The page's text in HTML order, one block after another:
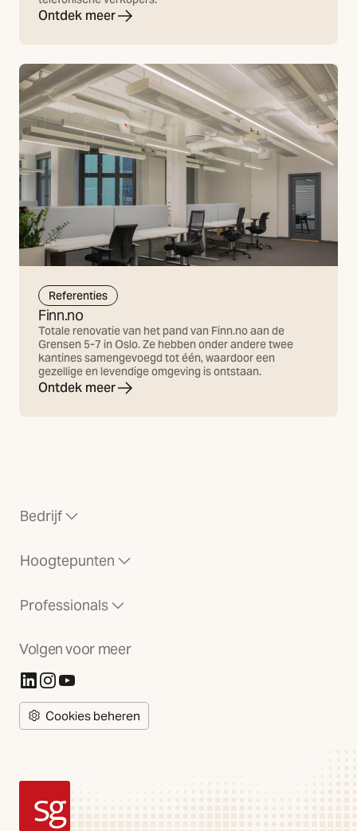
Ontdek meer
Referenties
Finn.no
Totale renovatie van het pand van Finn.no aan de
Grensen 5-7 in Oslo. Ze hebben onder andere twee
kantines samengevoegd tot één, waardoor een
gezellige en levendige omgeving is ontstaan.
Ontdek meer
Bedrijf
Hoogtepunten
Professionals
Volgen voor meer
(Opent in nieuw tabblad)
(Opent in nieuw tabblad)
(Opent in nieuw tabblad)
Cookies beheren